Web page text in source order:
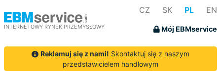
INTERNETOWY RYNEK PRZEMYSŁOWY
CZ SK PL EN
Mój EBMservice
Reklamuj się z nami! Skontaktuj się z naszym
przedstawicielem handlowym